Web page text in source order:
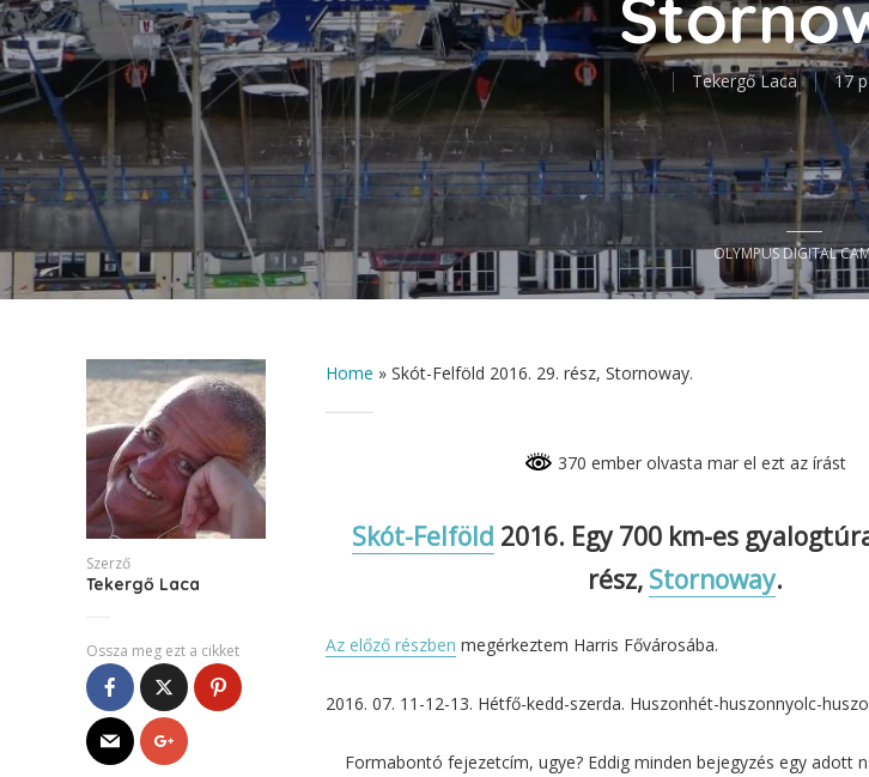
OLYMPUS DIGITAL
Tekergő Laca 17
Szerző
Tekergő Laca
Ossza meg ezt a cikket
Home » Skót-Felföld 2016. 29. rész, Stornoway.
370 ember olvasta mar el ezt az írást
Skót-Felföld 2016. Egy 700 km-es
rész, Stornoway.
Az előző részben megérkeztem Harris Fővárosába.
2016. 07. 11-12-13. Hétfő-kedd-szerda. Huszonhét-huszonnyolc-
Formabontó fejezetcím, ugye? Eddig minden bejegyzés egy adott